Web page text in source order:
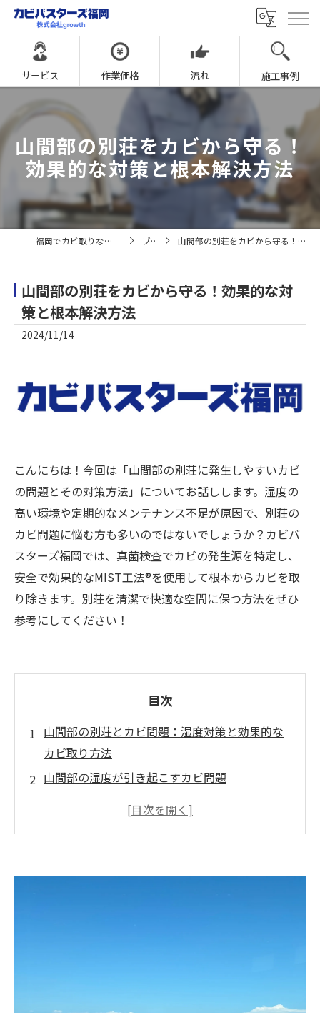
サービス 作業価格 流れ 施工事例
山間部の別荘をカビから守る！
効果的な対策と根本解決方法
福岡でカビ取りならカビバスターズ福岡 ブログ 山間部の別荘をカビから守る！効果的な対策と根本解決方法
山間部の別荘をカビから守る！効果的な対
策と根本解決方法
2024/11/14
こんにちは！今回は「山間部の別荘に発生しやすいカビ
の問題とその対策方法」についてお話しします。湿度の
高い環境や定期的なメンテナンス不足が原因で、別荘の
カビ問題に悩む方も多いのではないでしょうか？カビバ
スターズ福岡では、真菌検査でカビの発生源を特定し、
安全で効果的なMIST工法®を使用して根本からカビを取
り除きます。別荘を清潔で快適な空間に保つ方法をぜひ
参考にしてください！
目次
山間部の別荘とカビ問題：湿度対策と効果的な
カビ取り方法
山間部の湿度が引き起こすカビ問題
カビ取り剤やアルコール除菌の限界
カビバスターズ福岡の真菌検査で安心のカビ対